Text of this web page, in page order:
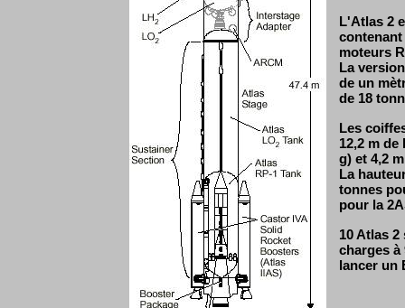
L'Atlas 2
contenant
moteurs
La
de un
de 18
Les
12,2 m de
g) et 4,2
La
tonnes
pour la
10 Atlas
charges à
lancer un